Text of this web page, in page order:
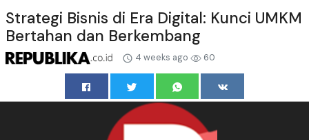
Strategi Bisnis di Era Digital: Kunci UMKM
Bertahan dan Berkembang
4 weeks ago 60